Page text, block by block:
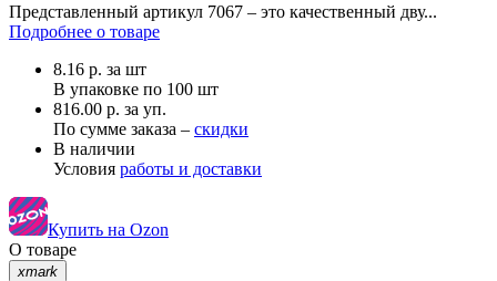
Представленный артикул 7067 – это качественный дву...
Подробнее о товаре
8.16 р. за шт
В упаковке по 100 шт
816.00 р. за уп.
По сумме заказа – скидки
В наличии
Условия работы и доставки
Купить на Ozon
О товаре
xmark